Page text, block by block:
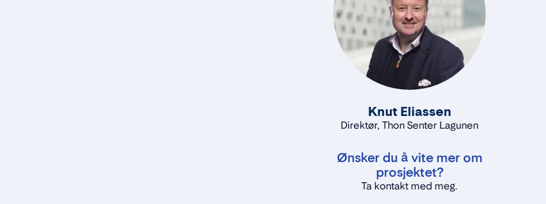
Ønsker du å vite mer om
prosjektet?
Ta kontakt med meg.
Knut Eliassen
Direktør, Thon Senter Lagunen